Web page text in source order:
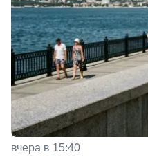
вчера в 15:40